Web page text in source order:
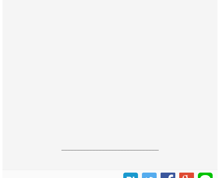
------------------------------------------------------------------